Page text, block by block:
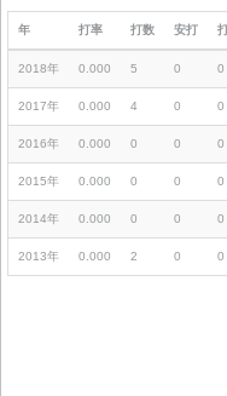
年 打率 打数 安打
2018年 0.000 5 0 0
2017年 0.000 4 0 0
2016年 0.000 0 0 0
2015年 0.000 0 0 0
2014年 0.000 0 0 0
2013年 0.000 2 0 0